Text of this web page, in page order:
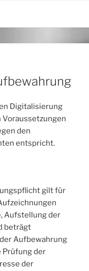
Digitalisierung
den
entspricht.
gilt für
Aufstellung der
beträgt
Aufbewahrung
Prüfung der
der